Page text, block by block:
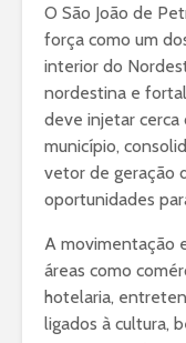
O São João de
força como um
interior do
nordestina e
deve injetar cerca
município,
vetor de geração
oportunidades
A movimentação
áreas como
hotelaria,
ligados à cultura,